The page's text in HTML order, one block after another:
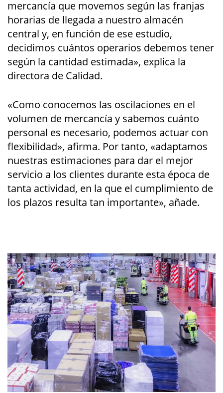
mercancía que movemos según las franjas
horarias de llegada a nuestro almacén
central y, en función de ese estudio,
decidimos cuántos operarios debemos tener
según la cantidad estimada», explica la
directora de Calidad.
«Como conocemos las oscilaciones en el
volumen de mercancía y sabemos cuánto
personal es necesario, podemos actuar con
flexibilidad», afirma. Por tanto, «adaptamos
nuestras estimaciones para dar el mejor
servicio a los clientes durante esta época de
tanta actividad, en la que el cumplimiento de
los plazos resulta tan importante», añade.